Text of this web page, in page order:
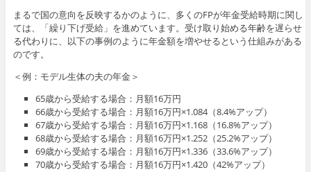
まるで国の意向を反映するかのように、多くのFPが年金受給時期に関し
ては、「繰り下げ受給」を進めています。受け取り始める年齢を遅らせ
る代わりに、以下の事例のように年金額を増やせるという仕組みがある
のです。
＜例：モデル生体の夫の年金＞
65歳から受給する場合：月額16万円
66歳から受給する場合：月額16万円×1.084（8.4%アップ）
67歳から受給する場合：月額16万円×1.168（16.8%アップ）
68歳から受給する場合：月額16万円×1.252（25.2%アップ）
69歳から受給する場合：月額16万円×1.336（33.6%アップ）
70歳から受給する場合：月額16万円×1.420（42%アップ）